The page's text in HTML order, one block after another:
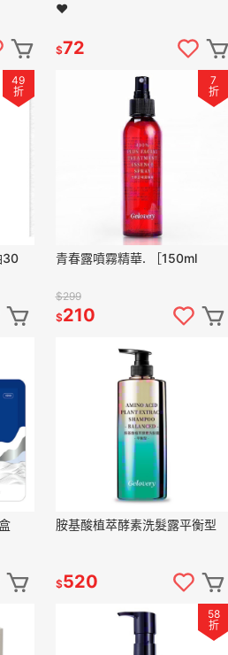
❤️
$72
49
折
30
7
折
青春露噴霧精華. ［150ml
$299
$210
胺基酸植萃酵素洗髮露平衡型
$520
58
折